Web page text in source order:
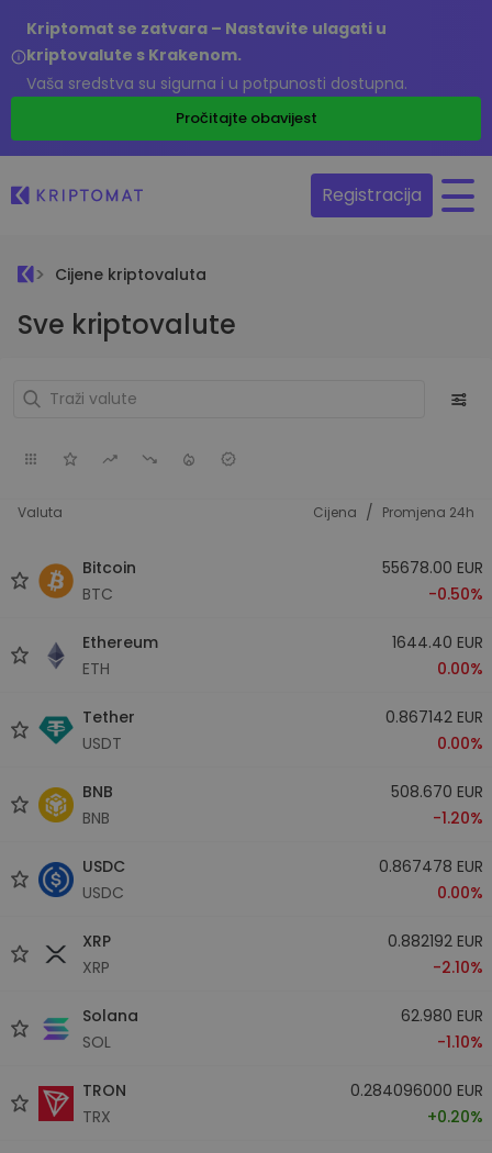
Kriptomat se zatvara – Nastavite ulagati u
kriptovalute s Krakenom.
Vaša sredstva su sigurna i u potpunosti dostupna.
Pročitajte obavijest
Registracija
Cijene kriptovaluta
Sve kriptovalute
Valuta Cijena / Promjena 24h
Bitcoin
BTC
55678.00 EUR
-0.50%
Ethereum
ETH
1644.40 EUR
0.00%
Tether
USDT
0.867142 EUR
0.00%
BNB
BNB
508.670 EUR
-1.20%
USDC
USDC
0.867478 EUR
0.00%
XRP
XRP
0.882192 EUR
-2.10%
Solana
SOL
62.980 EUR
-1.10%
TRON
TRX
0.284096000 EUR
+0.20%